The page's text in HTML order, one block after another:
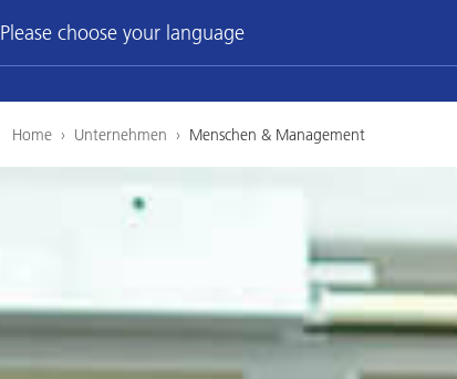
Please choose your language
Home › Unternehmen › Menschen & Management